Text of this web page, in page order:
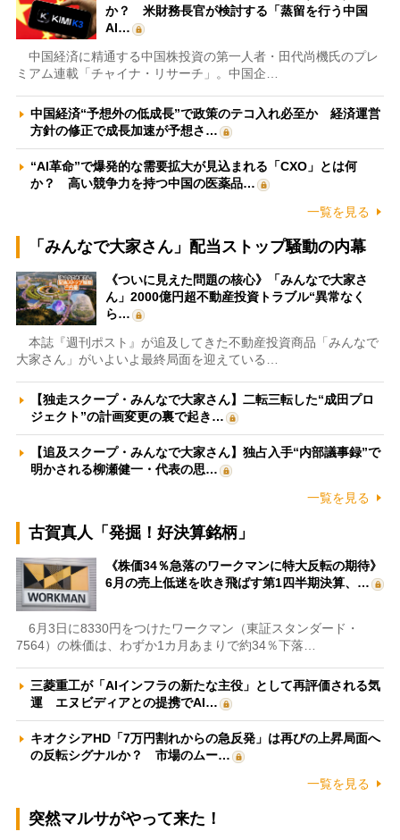
か？ 米財務長官が検討する「蒸留を行う中国
AI…
中国経済に精通する中国株投資の第一人者・田代尚機氏のプレ
ミアム連載「チャイナ・リサーチ」。中国企…
中国経済“予想外の低成長”で政策のテコ入れ必至か 経済運営
方針の修正で成長加速が予想さ…
“AI革命”で爆発的な需要拡大が見込まれる「CXO」とは何
か？ 高い競争力を持つ中国の医薬品…
一覧を見る
「みんなで大家さん」配当ストップ騒動の内幕
《ついに見えた問題の核心》「みんなで大家さ
ん」2000億円超不動産投資トラブル“異常なく
ら…
本誌『週刊ポスト』が追及してきた不動産投資商品「みんなで
大家さん」がいよいよ最終局面を迎えている…
【独走スクープ・みんなで大家さん】二転三転した“成田プロ
ジェクト”の計画変更の裏で起き…
【追及スクープ・みんなで大家さん】独占入手“内部議事録”で
明かされる柳瀬健一・代表の思…
一覧を見る
古賀真人「発掘！好決算銘柄」
《株価34％急落のワークマンに特大反転の期待》
6月の売上低迷を吹き飛ばす第1四半期決算、…
6月3日に8330円をつけたワークマン（東証スタンダード・
7564）の株価は、わずか1カ月あまりで約34％下落…
三菱重工が「AIインフラの新たな主役」として再評価される気
運 エヌビディアとの提携でAI…
キオクシアHD「7万円割れからの急反発」は再びの上昇局面へ
の反転シグナルか？ 市場のムー…
一覧を見る
突然マルサがやって来た！